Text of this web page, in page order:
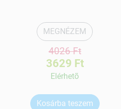
MEGNÉZEM
4026 Ft
3629 Ft
Elérhetõ
Kosárba teszem